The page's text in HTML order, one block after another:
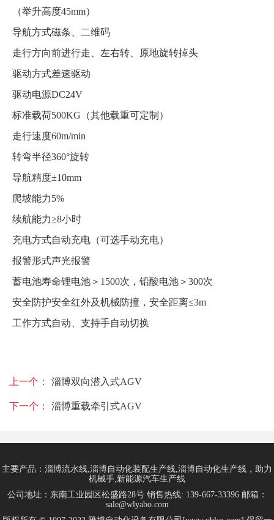
（举升高度45mm）
导航方式磁条、二维码
走行方向前进行走、左右转、原地旋转掉头
驱动方式差速驱动
驱动电源DC24V
标准载荷500KG（其他载重可定制）
走行速度60m/min
转弯半径360°旋转
导航精度±10mm
爬坡能力5%
续航能力≥8小时
充电方式自动充电（可选手动充电）
报警形式声光报警
蓄电池寿命锂电池＞1500次，铅酸电池＞300次
安全防护安全红外及机械防撞，安全距离≤3m
工作方式自动、支持手自动切换
上一个： 淄博双向潜入式AGV
下一个： 淄博重载牵引式AGV
主要产品：淄博流水线,淄博自动化装配生产线,淄博自动化生产线，助力
机械手,新能源汽车生产线
公司地址：东南工业园区松盛路28号 销售热线: 139-667-33396 邮箱：
sale@wlyabo.com